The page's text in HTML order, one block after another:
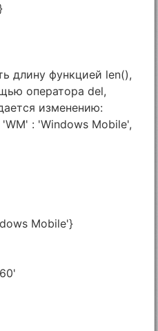
длину функцией len(),
оператора del,
изменению:
: 'Windows Mobile',
Mobile'}